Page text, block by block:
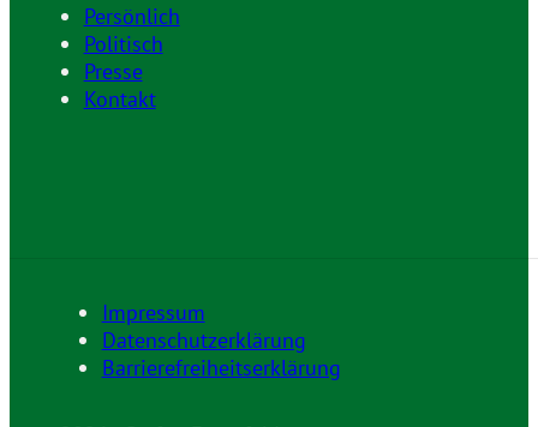
Persönlich
Politisch
Presse
Kontakt
Impressum
Datenschutzerklärung
Barrierefreiheitserklärung